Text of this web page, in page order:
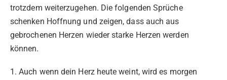
trotzdem weiterzugehen. Die folgenden Sprüche
schenken Hoffnung und zeigen, dass auch aus
gebrochenen Herzen wieder starke Herzen werden
können.
1. Auch wenn dein Herz heute weint, wird es morgen